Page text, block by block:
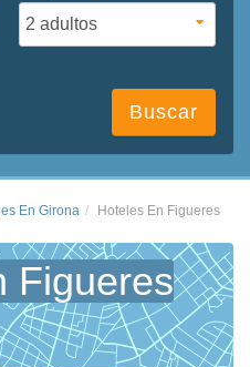
Buscar
En Girona Hoteles En Figueres
Figueres